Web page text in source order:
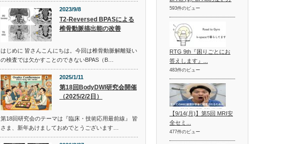
2023/9/8
T2-Reversed BPASによる
椎骨動脈描出能の改善
はじめに 皆さんこんにちは。今回は椎骨動脈解離疑い
の検査では欠かすことのできないBPAS（B…
2025/1/11
第18回BodyDWI研究会開催
（2025/2/2日）
第18回研究会のテーマは『臨床・技術応用最前線』 皆
さま、新年あけましておめでとうございます…
593件のビュー
RTG 9th『困りごとにお
答えします』...
483件のビュー
【9/14(月)】第5回 MRI安
全セミ...
477件のビュー